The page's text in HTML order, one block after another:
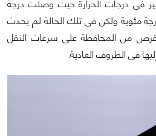
فى درجات الحرارة حيث وصلت درجة
مع المشتت إلى 68 درجة مئوية ولكن فى تلك الحالة لم يحدث
من المحافظة على سرعات النقل
فى الظروف العادية.